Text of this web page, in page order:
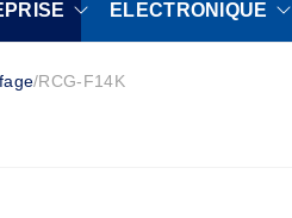
ELECTRONIQUE
/RCG-F14K